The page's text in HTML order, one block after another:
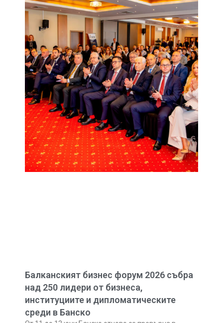
Балканският бизнес форум 2026 събра
над 250 лидери от бизнеса,
институциите и дипломатическите
среди в Банско